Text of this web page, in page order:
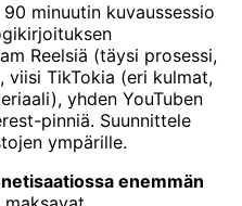
minuutin kuvaussessio
Reelsiä (täysi prosessi,
viisi TikTokia (eri kulmat,
yhden YouTuben
pinniä. Suunnittele
ympärille.
enemmän